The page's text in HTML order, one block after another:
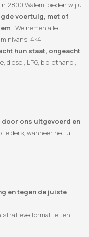
2800 Walem, bieden wij u
voertuig, met of
. We nemen alle
4×4,
hun staat, ongeacht
diesel, LPG, bio-ethanol,
door ons uitgevoerd en
elders, wanneer het u
en tegen de juiste
formaliteiten.